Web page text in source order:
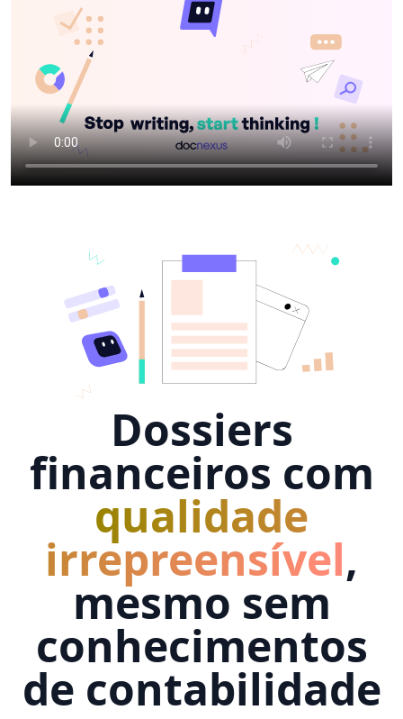
Dossiers
financeiros com
qualidade
irrepreensível,
mesmo sem
conhecimentos
de contabilidade